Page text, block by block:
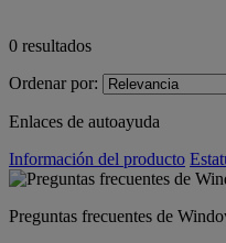
0 resultados
Ordenar por:
Enlaces de autoayuda
Información del producto
Preguntas frecuentes de